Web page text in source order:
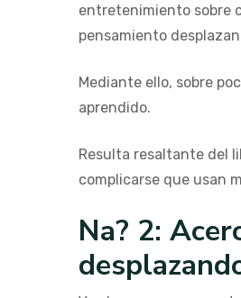
entretenimiento sobre
pensamiento
Mediante ello, sobre
aprendido.
Resulta resaltante del
complicarse que usan
Na? 2: